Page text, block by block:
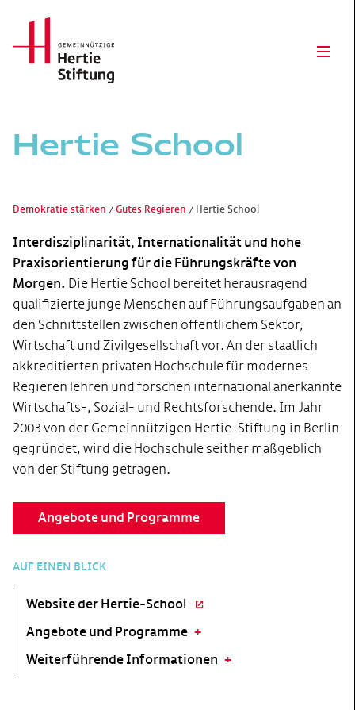
Hertie Stiftung Logo
Hertie School
Demokratie stärken Gutes Regieren Hertie School
Interdisziplinarität, Internationalität und hohe
Praxisorientierung für die Führungskräfte von
Morgen. Die Hertie School bereitet herausragend
qualifizierte junge Menschen auf Führungsaufgaben an
den Schnittstellen zwischen öffentlichem Sektor,
Wirtschaft und Zivilgesellschaft vor. An der staatlich
akkreditierten privaten Hochschule für modernes
Regieren lehren und forschen international anerkannte
Wirtschafts-, Sozial- und Rechtsforschende. Im Jahr
2003 von der Gemeinnützigen Hertie-Stiftung in Berlin
gegründet, wird die Hochschule seither maßgeblich
von der Stiftung getragen.
Angebote und Programme
AUF EINEN BLICK
Website der Hertie-School
Angebote und Programme
Weiterführende Informationen